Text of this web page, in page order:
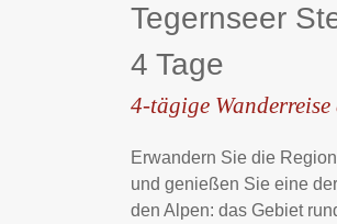
Tegernseer
4 Tage
4-tägige Wanderreise
Erwandern Sie die
und genießen Sie eine
den Alpen: das Gebiet